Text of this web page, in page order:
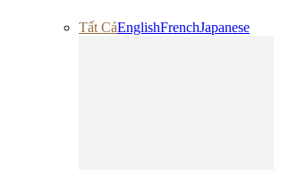
Tất CảEnglishFrenchJapanese